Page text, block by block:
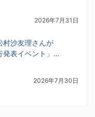
2026年7月31日
村沙友理さんが
発表イベント」…
2026年7月30日